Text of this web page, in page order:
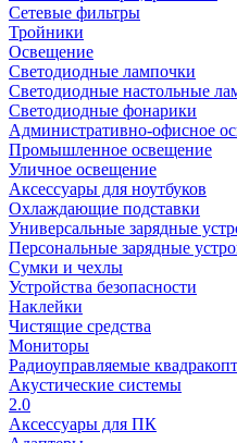
Сетевые фильтры
Тройники
Освещение
Светодиодные лампочки
Светодиодные настольные
Светодиодные фонарики
Административно-офисное
Промышленное освещение
Уличное освещение
Аксессуары для ноутбуков
Охлаждающие подставки
Универсальные зарядные
Персональные зарядные
Сумки и чехлы
Устройства безопасности
Наклейки
Чистящие средства
Мониторы
Радиоуправляемые
Акустические системы
2.0
Аксессуары для ПК